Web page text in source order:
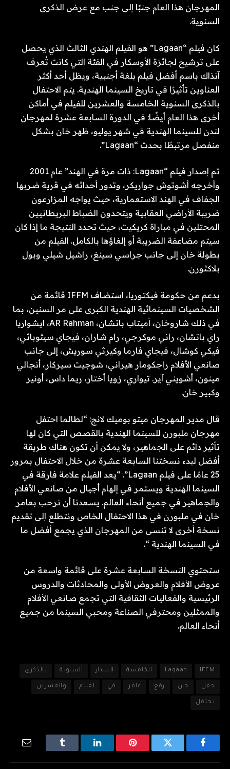
المهرجان هذا العام جنبًا إلى جنب مع عرض الذكرى
السنوية.
كان فيلم “Lagaan” هو الفيلم الهندي الثالث الذي يحصل
على ترشيح لجائزة الأوسكار في الفئة التي كانت تُعرف
آنذاك باسم أفضل فيلم بلغة أجنبية، ويظل أحد أكثر
العناوين تأثيرًا في تاريخ السينما الهندية. يتم الاحتفال
بالذكرى السنوية الخامسة والعشرين للفيلم في أماكن
أخرى هذا العام أيضًا: في الدورة السابعة عشرة لمهرجان
لندن للسينما الهندية في شهر يوليو، ظهر خان بشكل
منفصل مرتبطًا بحدث “Lagaan”.
تم إصدار فيلم “Lagaan: ذات مرة في الهند” عام 2001
وأخرجه أشوتوش جواريكر، وتدور أحداثه في قرية ضربها
الجفاف في الهند الاستعمارية، حيث يواجه المزارعون
ضريبة الأراضي العقابية ويتحدون الضباط البريطانيين
المحتلين في مباراة كريكيت، حيث تحدد النتيجة ما إذا كان
سيتم مضاعفة الضريبة أو إلغاؤها بالكامل. الفيلم من
بطولة خان إلى جانب جراسي سينغ، راشيل شيلي وبول
بلاكثورن.
بدعم من حكومة فيكتوريا، استضاف IFFM قائمة من
الشخصيات السينمائية الهندية الكبرى على مر السنين، بما
في ذلك شاروخان، أميتاب باتشان، AR Rahman، ايشواريا
راي باتشان، راني موكرجي، رام شاران، فيجاي سيثوباثي،
فيكي كوشال، فيجاي فارما وكيرثي سوريش، إلى جانب
صانعي الأفلام راجكومار هيراني، شوجيت سيركار، أنجالي
مينون، أشويني آير. تيواري، زويا أختار، ريما داس، أونير
وكبير خان.
قال مدير المهرجان ميتو بوميك لانج: “لطالما احتفل
مهرجان ملبورن للسينما الهندية بالقصص التي كان لها
تأثير دائم على الجماهير، ولا يمكن أن تكون هناك طريقة
أفضل لبدء نسختنا السابعة عشرة من خلال الاحتفال بمرور
25 عامًا على فيلم Lagaan”. “يعد الفيلم علامة فارقة في
السينما الهندية ويستمر في إلهام أجيال من صانعي الأفلام
والجماهير في جميع أنحاء العالم. يسعدنا أن نرحب بعامر
خان في ملبورن في هذا الاحتفال الخاص ونتطلع إلى تقديم
نسخة أخرى لا تنسى من المهرجان الذي يجمع أفضل ما
في السينما الهندية “.
ستحتوي النسخة السابعة عشرة على قائمة واسعة من
عروض الأفلام والعروض الأولى والمحادثات والدروس
الرئيسية والفعاليات الثقافية التي تجمع صانعي الأفلام
والممثلين ومحترفي الصناعة ومحبي السينما من جميع
أنحاء العالم.
IFFM
Lagaan الخامسة الستار السنوية بالذكرى
حفل خان رفع عامر في لفيلم والعشرين
يحتفل
فيسبوك تويتر بينتيريستلينكدإن Tumblr
البريد